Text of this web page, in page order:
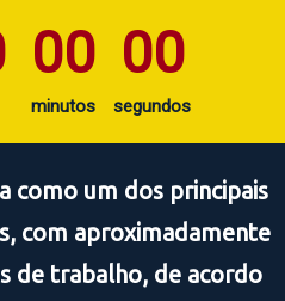
00
minutos
00
segundos
como um dos principais
com aproximadamente
de trabalho, de acordo